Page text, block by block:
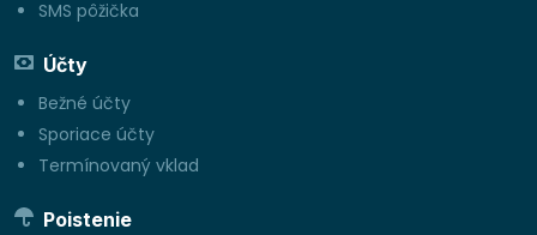
SMS pôžička
Účty
Bežné účty
Sporiace účty
Termínovaný vklad
Poistenie